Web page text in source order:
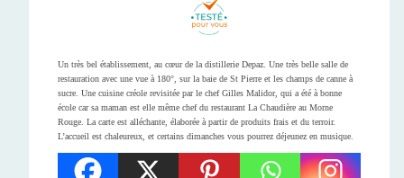
Un très bel établissement, au cœur de la distillerie Depaz. Une très belle salle de
restauration avec une vue à 180°, sur la baie de St Pierre et les champs de canne à
sucre. Une cuisine créole revisitée par le chef Gilles Malidor, qui a été à bonne
école car sa maman est elle même chef du restaurant La Chaudière au Morne
Rouge. La carte est alléchante, élaborée à partir de produits frais et du terroir.
L’accueil est chaleureux, et certains dimanches vous pourrez déjeunez en musique.